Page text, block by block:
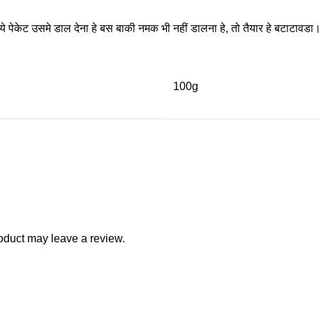
उसमे डाल देना हे बस बाकी नमक भी नहीं डालना हे, तो तैयार हे बटाटावडा।
100g
may leave a review.